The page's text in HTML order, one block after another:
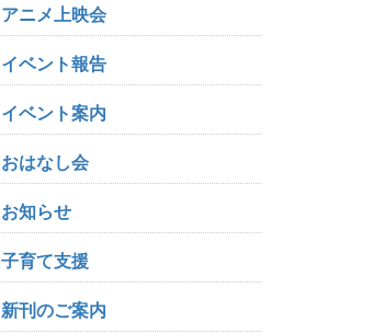
アニメ上映会
イベント報告
イベント案内
おはなし会
お知らせ
子育て支援
新刊のご案内